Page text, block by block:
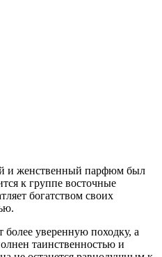
и женственный парфюм был
к группе восточные
богатством своих
уверенную походку, а
таинственностью и